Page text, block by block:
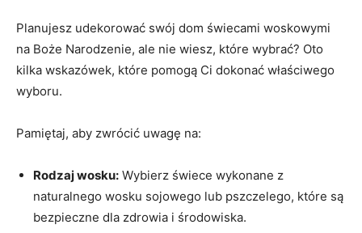
Planujesz ⁤udekorować⁢ swój ⁣dom świecami ⁤woskowymi
na Boże Narodzenie, ale nie wiesz, które wybrać? Oto
kilka wskazówek, które ⁣pomogą Ci dokonać właściwego
wyboru.
Pamiętaj,‍ aby zwrócić uwagę na:
Rodzaj ‍wosku: Wybierz świece wykonane ‍z ​
naturalnego wosku sojowego lub⁢ pszczelego, które są
bezpieczne⁢ dla ⁣zdrowia i środowiska.